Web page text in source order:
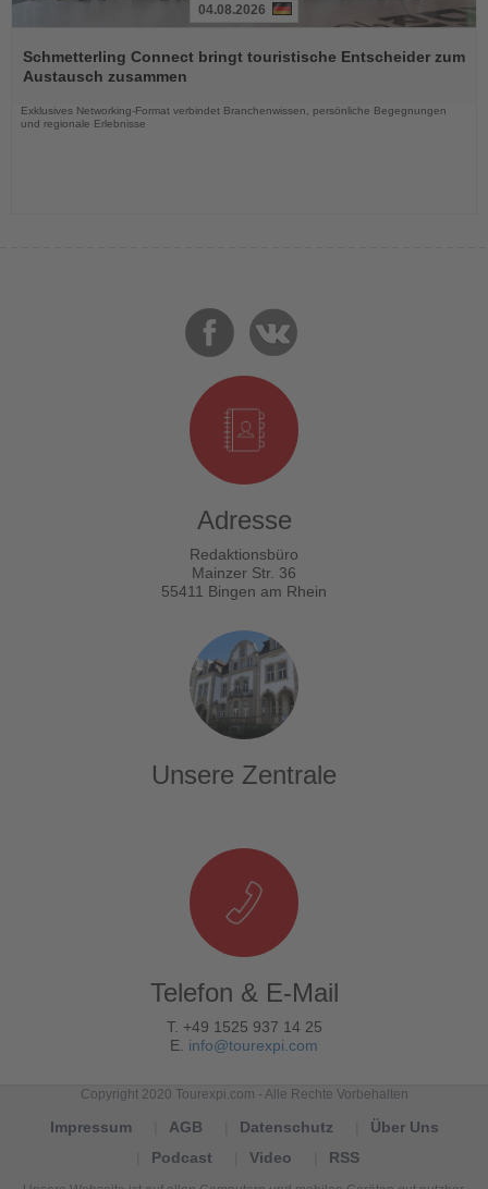
Sie
die
04.08.2026
Schmetterling Connect bringt touristische Entscheider zum
Austausch zusammen
Exklusives Networking-Format verbindet Branchenwissen, persönliche Begegnungen
und regionale Erlebnisse
Adresse
Redaktionsbüro
Mainzer Str. 36
55411 Bingen am Rhein
Unsere Zentrale
Telefon & E-Mail
T. +49 1525 937 14 25
E. info@tourexpi.com
Copyright 2020 Tourexpi.com - Alle Rechte Vorbehalten
Impressum AGB Datenschutz
Über Uns
Podcast
Video RSS